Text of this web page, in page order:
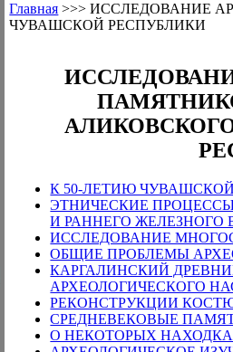
Главная >>>ИССЛЕДОВАНИЕ
ЧУВАШСКОЙ РЕСПУБЛИКИ
К 50-ЛЕТИЮ
ЭТНИЧЕСКИЕ
И РАННЕГО ЖЕЛЕЗНОГО
ИССЛЕДОВАНИЕ
ОБЩИЕ ПРОБЛЕМЫ
КАРГАЛИНСКИЙ
АРХЕОЛОГИЧЕСКОГО
РЕКОНСТРУКЦИИ
СРЕДНЕВЕКОВЫЕ
О НЕКОТОРЫХ